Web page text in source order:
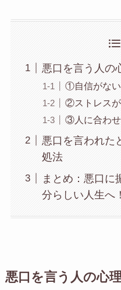
悪口を言う人の
①自信がない
②ストレス
③人に合わ
悪口を言われた
処法
まとめ：悪口に
分らしい人生へ！
悪口を言う人の心